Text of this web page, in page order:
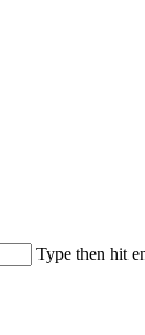
Type then hit